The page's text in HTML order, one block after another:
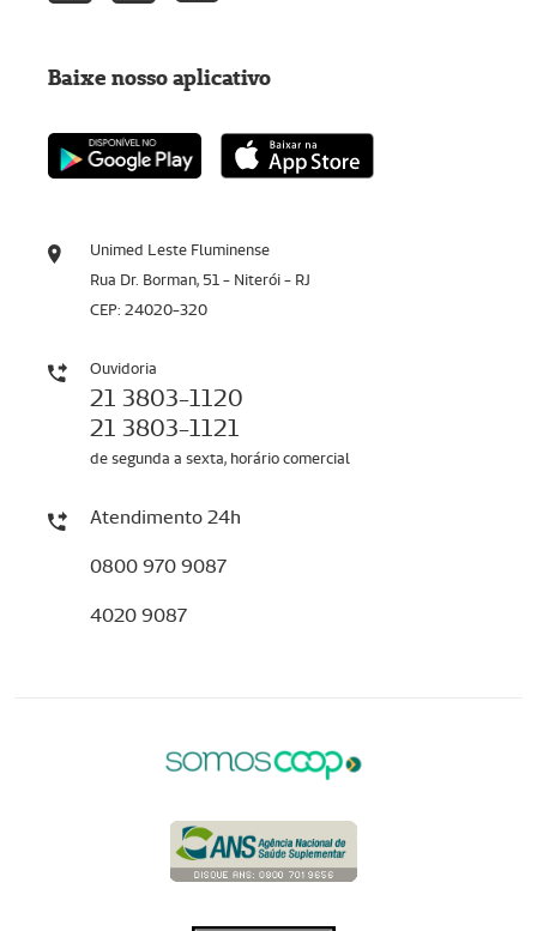
Unimed Leste Fluminense
Rua Dr. Borman, 51 - Niterói - RJ
CEP: 24020-320
Ouvidoria
21 3803-1120
21 3803-1121
de segunda a sexta, horário comercial
Atendimento 24h
0800 970 9087
4020 9087
Baixe nosso aplicativo